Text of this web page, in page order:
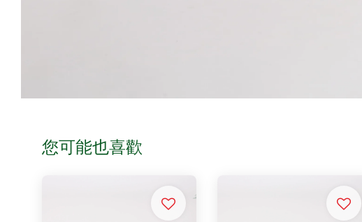
您可能也喜歡